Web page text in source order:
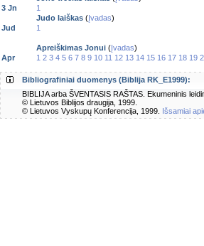
3 Jn
1
Judo laiškas ( Įvadas)
Jud
1
Apreiškimas Jonui ( Įvadas)
Apr
1 2 3 4 5 6 7 8 9 10 11 12 13 14 15 16 17 18 19
Bibliografiniai duomenys (Biblija RK_E1999):
BIBLIJA arba ŠVENTASIS RAŠTAS. Ekumeninis
© Lietuvos Biblijos draugija, 1999.
© Lietuvos Vyskupų Konferencija, 1999. Išsamiai